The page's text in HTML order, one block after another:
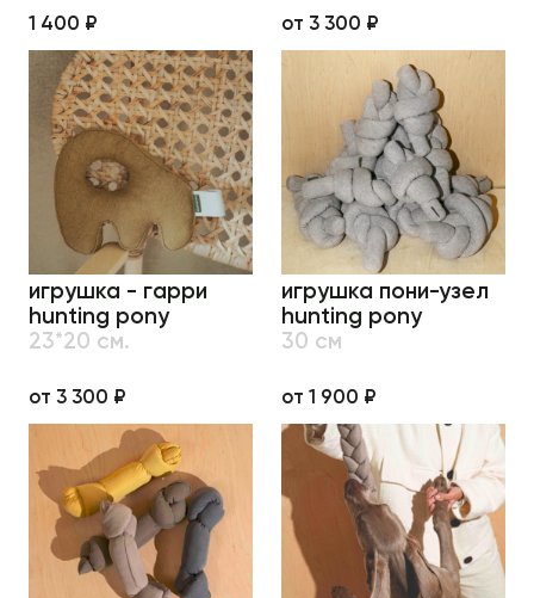
1 400 ₽ от 3 300 ₽
игрушка - гарри
hunting pony
23*20 см.
от 3 300 ₽
игрушка пони-узел
hunting pony
30 см
от 1 900 ₽